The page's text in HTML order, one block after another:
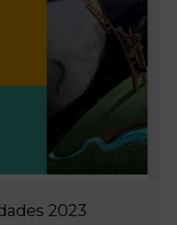
2023